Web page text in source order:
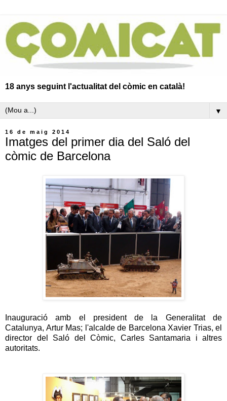
18 anys seguint l'actualitat del còmic en català!
▼
16 de maig 2014
Imatges del primer dia del Saló del
còmic de Barcelona
Inauguració amb el president de la Generalitat de
Catalunya, Artur Mas; l'alcalde de Barcelona Xavier Trias, el
director del Saló del Còmic, Carles Santamaria i altres
autoritats.